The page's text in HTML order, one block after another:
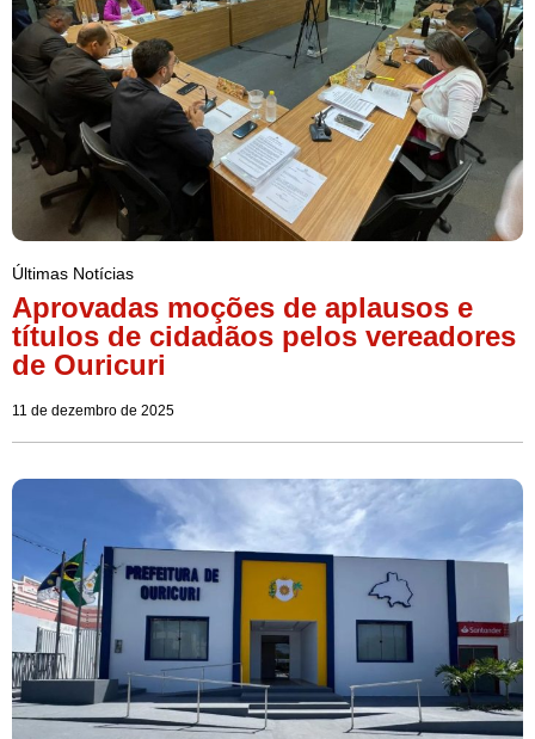
Últimas Notícias
Aprovadas moções de aplausos e
títulos de cidadãos pelos vereadores
de Ouricuri
11 de dezembro de 2025